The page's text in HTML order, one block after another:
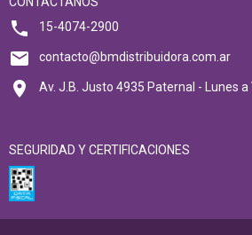
15-4074-2900
contacto@bmdistribuidora.com.ar
Av. J.B. Justo 4935 Paternal - Lunes a
SEGURIDAD Y CERTIFICACIONES